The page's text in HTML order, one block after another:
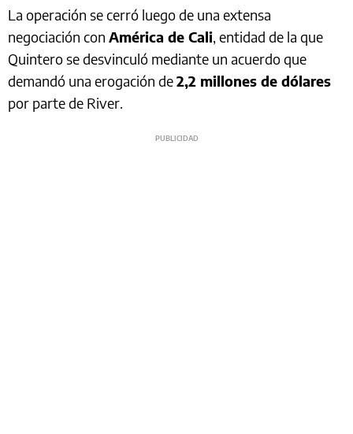
La operación se cerró luego de una extensa
negociación con América de Cali, entidad de la que
Quintero se desvinculó mediante un acuerdo que
demandó una erogación de2,2 millones de dólares
por parte de River.